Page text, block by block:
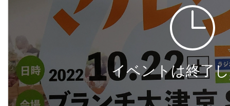
イベントは終了
X
加盟スポットに